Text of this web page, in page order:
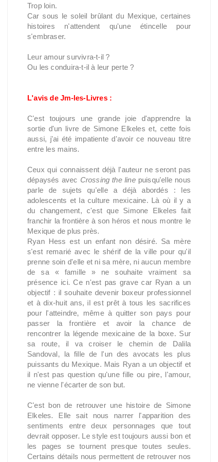
Trop loin.
Car sous le soleil brûlant du Mexique, certaines
histoires n'attendent qu'une étincelle pour
s'embraser.
Leur amour survivra-t-il ?
Ou les conduira-t-il à leur perte ?
L'avis de Jm-les-Livres :
C'est toujours une grande joie d'apprendre la
sortie d'un livre de Simone Elkeles et, cette fois
aussi, j'ai été impatiente d'avoir ce nouveau titre
entre les mains.
Ceux qui connaissent déjà l'auteur ne seront pas
dépaysés avec Crossing the linepuisqu'elle nous
parle de sujets qu'elle a déjà abordés : les
adolescents et la culture mexicaine. Là où il y a
du changement, c'est que Simone Elkeles fait
franchir la frontière à son héros et nous montre le
Mexique de plus près.
Ryan Hess est un enfant non désiré. Sa mère
s'est remarié avec le shérif de la ville pour qu'il
prenne soin d'elle et ni sa mère, ni aucun membre
de sa « famille » ne souhaite vraiment sa
présence ici. Ce n'est pas grave car Ryan a un
objectif : il souhaite devenir boxeur professionnel
et à dix-huit ans, il est prêt à tous les sacrifices
pour l'atteindre, même à quitter son pays pour
passer la frontière et avoir la chance de
rencontrer la légende mexicaine de la boxe. Sur
sa route, il va croiser le chemin de Dalila
Sandoval, la fille de l'un des avocats les plus
puissants du Mexique. Mais Ryan a un objectif et
il n'est pas question qu'une fille ou pire, l'amour,
ne vienne l'écarter de son but.
C'est bon de retrouver une histoire de Simone
Elkeles. Elle sait nous narrer l'apparition des
sentiments entre deux personnages que tout
devrait opposer. Le style est toujours aussi bon et
les pages se tournent presque toutes seules.
Certains détails nous permettent de retrouver nos